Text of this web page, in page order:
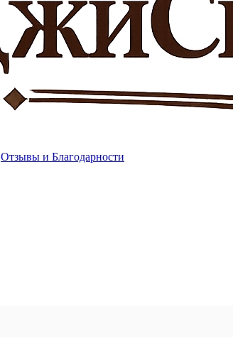
Отзывы и Благодарности